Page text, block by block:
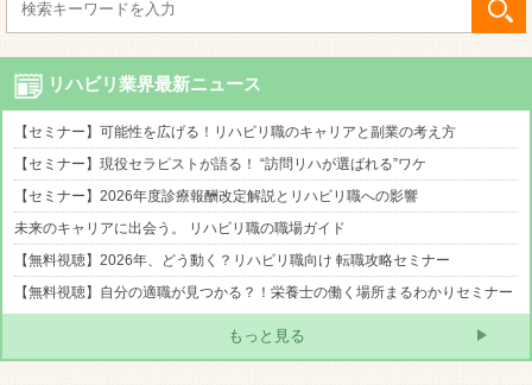
リハビリ業界最新ニュース
【セミナー】可能性を広げる！リハビリ職のキャリアと副業の考え方
【セミナー】現役セラピストが語る！ “訪問リハが選ばれる”ワケ
【セミナー】2026年度診療報酬改定解説とリハビリ職への影響
未来のキャリアに出会う。 リハビリ職の職場ガイド
【無料視聴】2026年、どう動く？リハビリ職向け 転職攻略セミナー
【無料視聴】自分の適職が見つかる？！栄養士の働く場所まるわかりセミナー
もっと見る